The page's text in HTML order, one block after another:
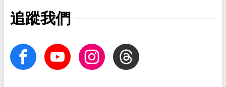
追蹤我們
facebook Youtube InstagramThreads